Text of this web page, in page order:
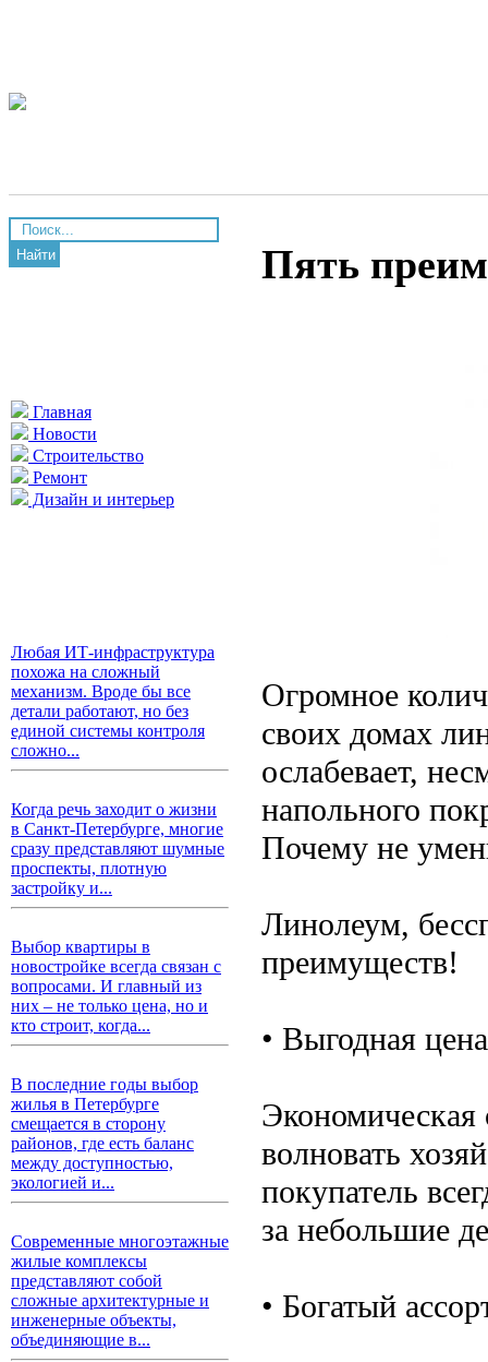
Найти
Главная
Новости
Строительство
Ремонт
Дизайн и интерьер
Любая ИТ-инфраструктура
похожа на сложный
механизм. Вроде бы все
детали работают, но без
единой системы контроля
сложно...
Когда речь заходит о жизни
в Санкт-Петербурге, многие
сразу представляют шумные
проспекты, плотную
застройку и...
Выбор квартиры в
новостройке всегда связан с
вопросами. И главный из
них – не только цена, но и
кто строит, когда...
В последние годы выбор
жилья в Петербурге
смещается в сторону
районов, где есть баланс
между доступностью,
экологией и...
Современные многоэтажные
жилые комплексы
представляют собой
сложные архитектурные и
инженерные объекты,
объединяющие в...
Пять
Огромное
своих домах
ослабевает,
напольного
Почему не
Линолеум,
преимуществ!
• Выгодная
волновать
покупатель
за небольшие
• Богатый